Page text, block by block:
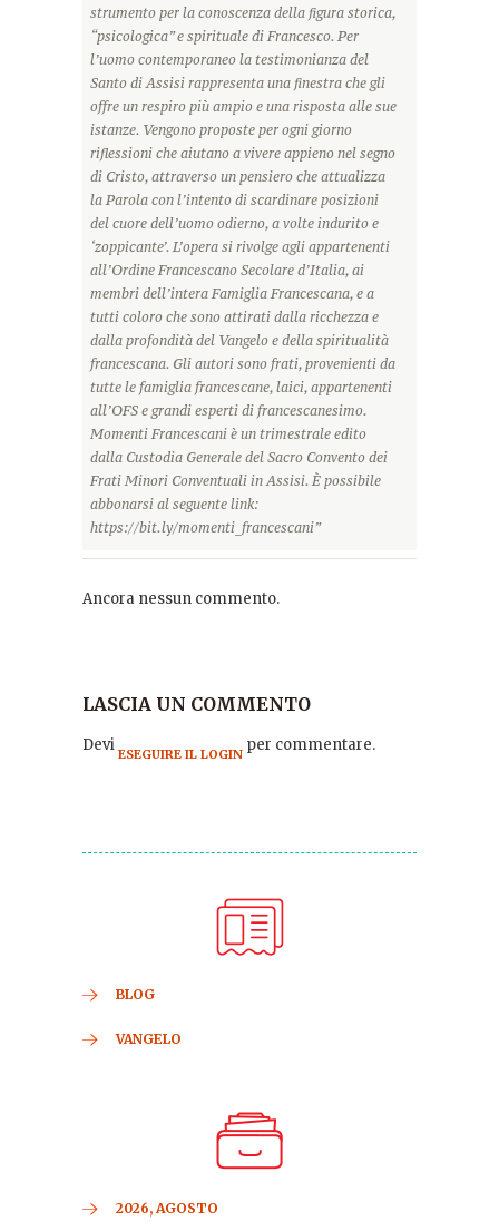
strumento per la conoscenza della figura storica,
“psicologica” e spirituale di Francesco. Per
l’uomo contemporaneo la testimonianza del
Santo di Assisi rappresenta una finestra che gli
offre un respiro più ampio e una risposta alle sue
istanze. Vengono proposte per ogni giorno
riflessioni che aiutano a vivere appieno nel segno
di Cristo, attraverso un pensiero che attualizza
la Parola con l’intento di scardinare posizioni
del cuore dell’uomo odierno, a volte indurito e
‘zoppicante’. L’opera si rivolge agli appartenenti
all’Ordine Francescano Secolare d’Italia, ai
membri dell’intera Famiglia Francescana, e a
tutti coloro che sono attirati dalla ricchezza e
dalla profondità del Vangelo e della spiritualità
francescana. Gli autori sono frati, provenienti da
tutte le famiglia francescane, laici, appartenenti
all’OFS e grandi esperti di francescanesimo.
Momenti Francescani è un trimestrale edito
dalla Custodia Generale del Sacro Convento dei
Frati Minori Conventuali in Assisi. È possibile
abbonarsi al seguente link:
https://bit.ly/momenti_francescani”
Ancora nessun commento.
LASCIA UN COMMENTO
Devi ESEGUIRE IL LOGIN per commentare.
BLOG
VANGELO
2026, AGOSTO